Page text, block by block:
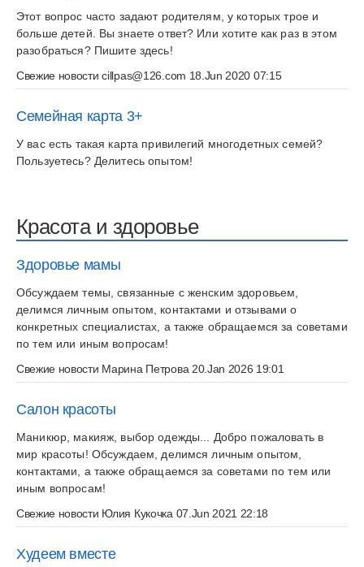
Этот вопрос часто задают родителям, у которых трое и
больше детей. Вы знаете ответ? Или хотите как раз в этом
разобраться? Пишите здесь!
Свежие новостиcillpas@126.com 18.Jun 2020 07:15
Семейная карта 3+
У вас есть такая карта привилегий многодетных семей?
Пользуетесь? Делитесь опытом!
Красота и здоровье
Здоровье мамы
Обсуждаем темы, связанные с женским здоровьем,
делимся личным опытом, контактами и отзывами о
конкретных специалистах, а также обращаемся за советами
по тем или иным вопросам!
Свежие новости Марина Петрова 20.Jan 2026 19:01
Салон красоты
Маникюр, макияж, выбор одежды... Добро пожаловать в
мир красоты! Обсуждаем, делимся личным опытом,
контактами, а также обращаемся за советами по тем или
иным вопросам!
Свежие новости Юлия Кукочка 07.Jun 2021 22:18
Худеем вместе